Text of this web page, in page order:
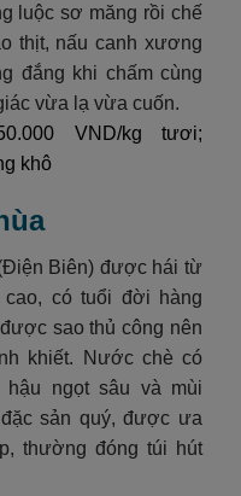
luộc sơ măng rồi chế
thịt, nấu canh xương
đắng khi chấm cùng
vừa lạ vừa cuốn.
VND/kg tươi;
khô
Biên) được hái từ
có tuổi đời hàng
sao thủ công nên
khiết. Nước chè có
hậu ngọt sâu và mùi
sản quý, được ưa
thường đóng túi hút